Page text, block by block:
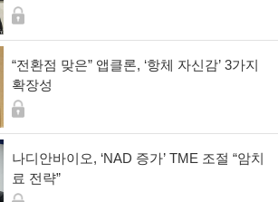
“전환점 맞은” 앱클론, ‘항체 자신감’ 3가지
확장성
나디안바이오, ‘NAD 증가’ TME 조절 “암치
료 전략”